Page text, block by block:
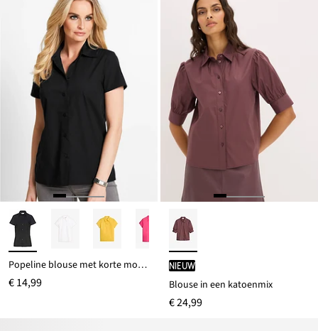
Popeline blouse met korte mouwen
€ 14,99
Nieuw
Blouse in een katoenmix
€ 24,99